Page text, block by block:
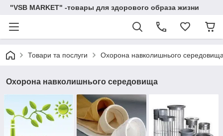
"VSB MARKET" -товары для здорового образа жизни
Товари та послуги Охорона навколишнього
Охорона навколишнього середовища